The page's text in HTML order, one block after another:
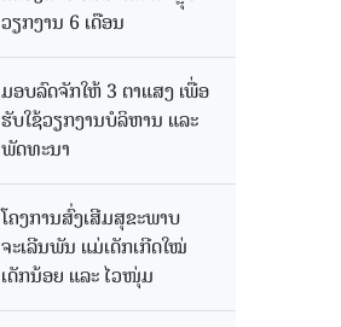
ວຽກງານ 6 ເດືອນ
ມອບລົດຈັກໃຫ້ 3 ຕາແສງ ເພື່ອ
ຮັບໃຊ້ວຽກງານບໍລິຫານ ແລະ
ພັດທະນາ
ໂຄງການສົ່ງເສີມສຸຂະພາບ
ຈະເລີນພັນ ແມ່ເດັກເກີດໃໝ່
ເດັກນ້ອຍ ແລະ ໄວໜຸ່ມ